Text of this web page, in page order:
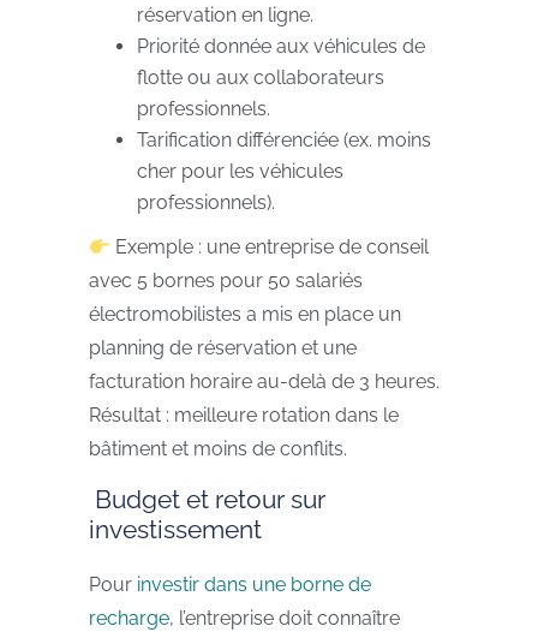
réservation en ligne.
Priorité donnée aux véhicules de
flotte ou aux collaborateurs
professionnels.
Tarification différenciée (ex. moins
cher pour les véhicules
professionnels).
Exemple : une entreprise de conseil
avec 5 bornes pour 50 salariés
électromobilistes a mis en place un
planning de réservation et une
facturation horaire au-delà de 3 heures.
Résultat : meilleure rotation dans le
bâtiment et moins de conflits.
Budget et retour sur
investissement
Pour investir dans une borne de
recharge, l’entreprise doit connaître